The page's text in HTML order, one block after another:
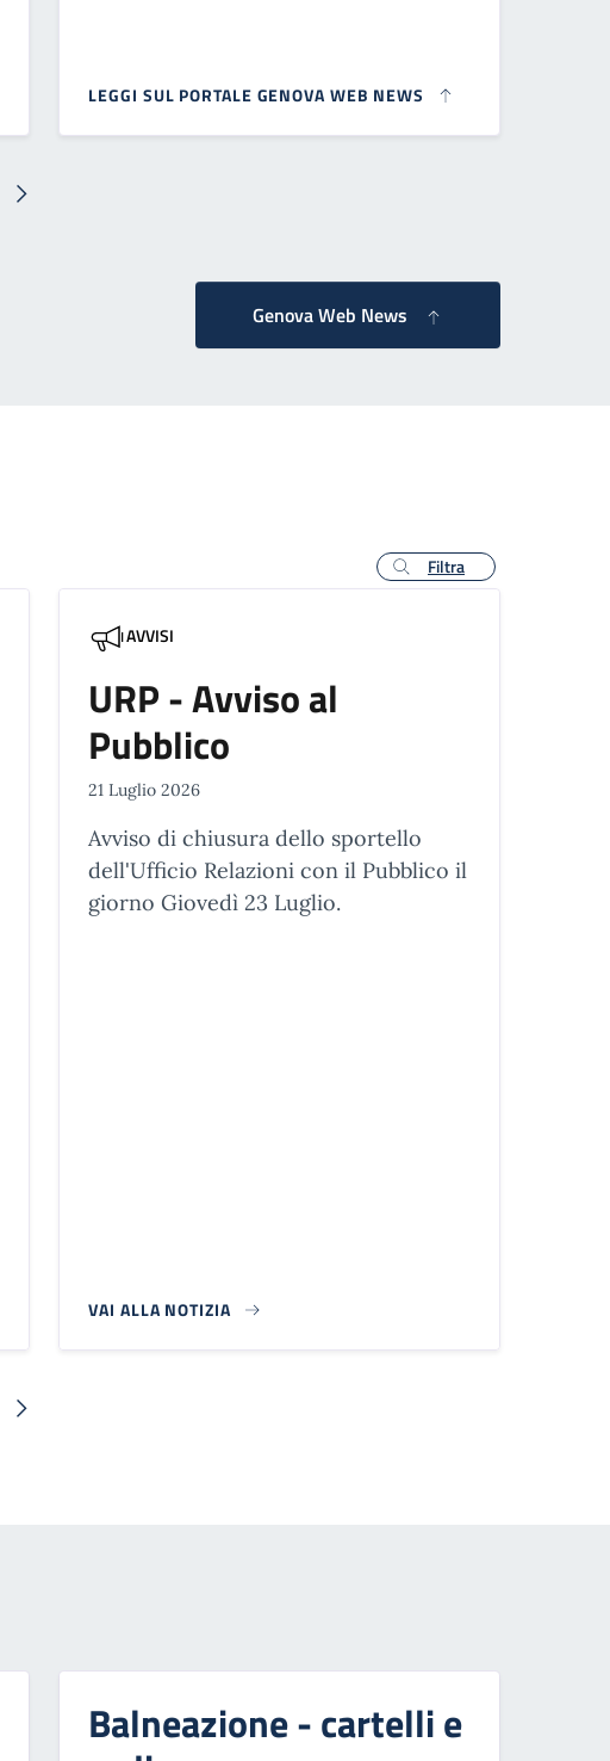
LEGGI SUL PORTALE GENOVA WEB NEWS
Pagina successiva
Genova Web News
Filtra
AVVISI
URP - Avviso al
Pubblico
21 Luglio 2026
Avviso di chiusura dello sportello
dell'Ufficio Relazioni con il Pubblico il
giorno Giovedì 23 Luglio.
VAI ALLA NOTIZIA
Pagina successiva
Balneazione - cartelli e